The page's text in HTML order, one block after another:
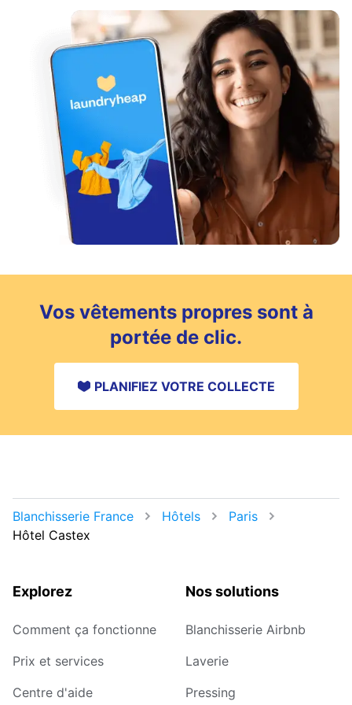
Vos vêtements propres sont à
portée de clic.
PLANIFIEZ VOTRE COLLECTE
Blanchisserie France Hôtels
Paris
Hôtel Castex
Explorez
Comment ça fonctionne
Prix et services
Centre d'aide
Nos solutions
Blanchisserie Airbnb
Laverie
Pressing